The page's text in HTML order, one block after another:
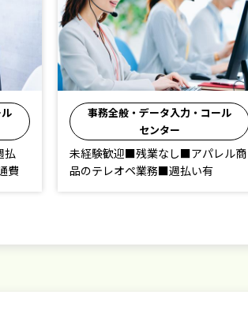
払
費
事務全般・データ入力・コール
センター
未経験歓迎■残業なし■アパレル商
品のテレオペ業務■週払い有